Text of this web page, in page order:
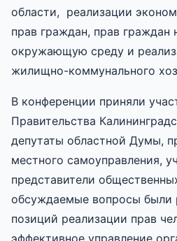
области, реализации
прав граждан, прав граждан
окружающую среду и
жилищно-коммунального
В конференции приняли
Правительства
депутаты областной Думы,
местного самоуправления,
представители
обсуждаемые вопросы были
позиций реализации прав
эффективное управление